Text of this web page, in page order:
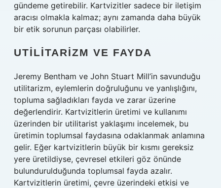
gündeme getirebilir. Kartvizitler sadece bir iletişim
aracısı olmakla kalmaz; aynı zamanda daha büyük
bir etik sorunun parçası olabilirler.
UTILITARIZM VE FAYDA
Jeremy Bentham ve John Stuart Mill’in savunduğu
utilitarizm, eylemlerin doğruluğunu ve yanlışlığını,
topluma sağladıkları fayda ve zarar üzerine
değerlendirir. Kartvizitlerin üretimi ve kullanımı
üzerinden bir utilitarist yaklaşımı incelemek, bu
üretimin toplumsal faydasına odaklanmak anlamına
gelir. Eğer kartvizitlerin büyük bir kısmı gereksiz
yere üretildiyse, çevresel etkileri göz önünde
bulundurulduğunda toplumsal fayda azalır.
Kartvizitlerin üretimi, çevre üzerindeki etkisi ve